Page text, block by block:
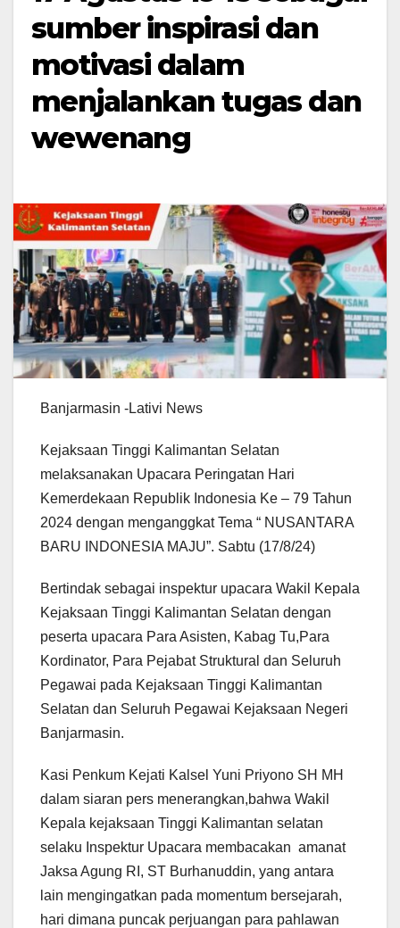
sumber inspirasi dan
motivasi dalam
menjalankan tugas dan
wewenang
Banjarmasin -Lativi News
Kejaksaan Tinggi Kalimantan Selatan
melaksanakan Upacara Peringatan Hari
Kemerdekaan Republik Indonesia Ke – 79 Tahun
2024 dengan menganggkat Tema “ NUSANTARA
BARU INDONESIA MAJU”. Sabtu (17/8/24)
Bertindak sebagai inspektur upacara Wakil Kepala
Kejaksaan Tinggi Kalimantan Selatan dengan
peserta upacara Para Asisten, Kabag Tu,Para
Kordinator, Para Pejabat Struktural dan Seluruh
Pegawai pada Kejaksaan Tinggi Kalimantan
Selatan dan Seluruh Pegawai Kejaksaan Negeri
Banjarmasin.
Kasi Penkum Kejati Kalsel Yuni Priyono SH MH
dalam siaran pers menerangkan,bahwa Wakil
Kepala kejaksaan Tinggi Kalimantan selatan
selaku Inspektur Upacara membacakan amanat
Jaksa Agung RI, ST Burhanuddin, yang antara
lain mengingatkan pada momentum bersejarah,
hari dimana puncak perjuangan para pahlawan